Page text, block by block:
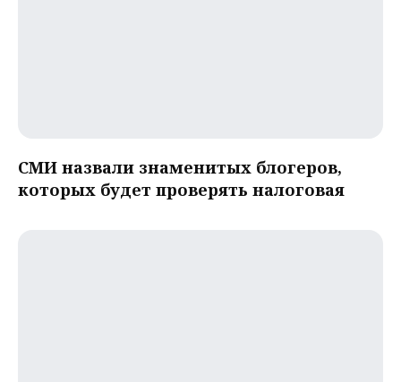
СМИ назвали знаменитых блогеров,
которых будет проверять налоговая